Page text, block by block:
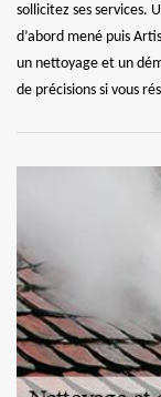
sollicitez ses services.
d’abord mené puis
un nettoyage et un
de précisions si vous